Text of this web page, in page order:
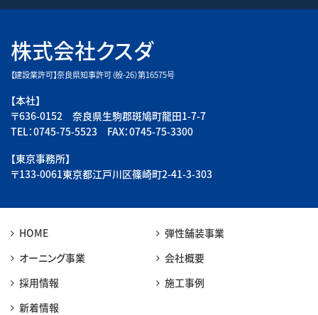
株式会社クスダ
【建設業許可】奈良県知事許可（般-26）第16575号
【本社】
〒636-0152 奈良県生駒郡斑鳩町龍田1-7-7
TEL：0745-75-5523 FAX：0745-75-3300
【東京事務所】
〒133-0061東京都江戸川区篠崎町2-41-3-303
HOME
弾性舗装事業
オーニング事業
会社概要
採用情報
施工事例
新着情報